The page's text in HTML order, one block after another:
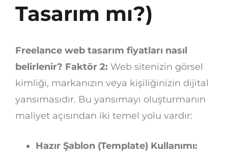
Tasarım mı?)
Freelance web tasarım fiyatları nasıl
belirlenir? Faktör 2: Web sitenizin görsel
kimliği, markanızın veya kişiliğinizin dijital
yansımasıdır. Bu yansımayı oluşturmanın
maliyet açısından iki temel yolu vardır:
Hazır Şablon (Template) Kullanımı: